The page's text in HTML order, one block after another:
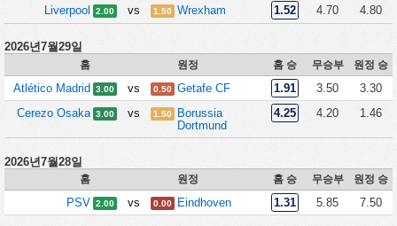
Liverpool 2.00 vs 1.50 Wrexham 1.52 4.70 4.80
2026년7월29일
홈 원정 홈 승 무승부 원정 승
Atlético Madrid 3.00 vs 0.50 Getafe CF 1.91 3.50
3.30
Cerezo Osaka 3.00 vs 1.50
Borussia
Dortmund
4.25 4.20 1.46
2026년7월28일
홈 원정 홈 승 무승부 원정 승
PSV 2.00 vs 0.00 Eindhoven 1.31 5.85 7.50